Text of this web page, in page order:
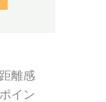
離感
イン